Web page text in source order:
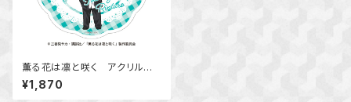
薫る花は凛と咲く アクリルコ
ースター（紬 凛太郎）
¥1,870